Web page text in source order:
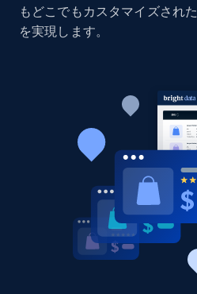
Title, Seller name, Brand,
price, Currency, Availability,
Amazon products global
products from Brands
Title, Seller name, Brand,
price, Currency, Availability,
もどこでもカスタマイズされ
を実現します。